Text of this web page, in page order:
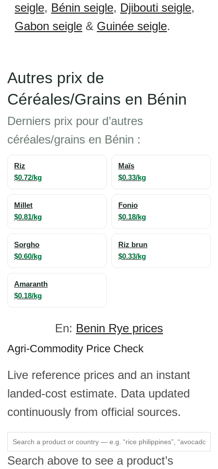
seigle, Bénin seigle, Djibouti seigle,
Gabon seigle & Guinée seigle.
Autres prix de
Céréales/Grains en Bénin
Derniers prix pour d’autres
céréales/grains en Bénin :
Riz
$0.72/kg
Maïs
$0.33/kg
Millet
$0.81/kg
Fonio
$0.18/kg
Sorgho
$0.60/kg
Riz brun
$0.33/kg
Amaranth
$0.18/kg
En: Benin Rye prices
Agri-Commodity Price Check
Live reference prices and an instant
landed-cost estimate. Data updated
continuously from official sources.
Search above to see a product’s